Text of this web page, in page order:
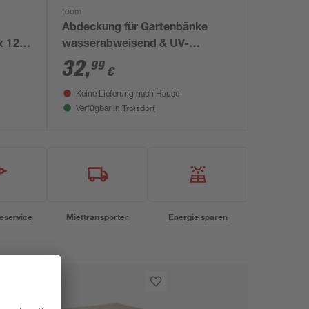
122
toom
Abdeckung für Gartenbänke
wasserabweisend & UV-
beständig 160 x 85 x 75 cm
32,99 €
Keine Lieferung nach Hause
Verfügbar in Troisdorf
Miettransporter Energie sparen